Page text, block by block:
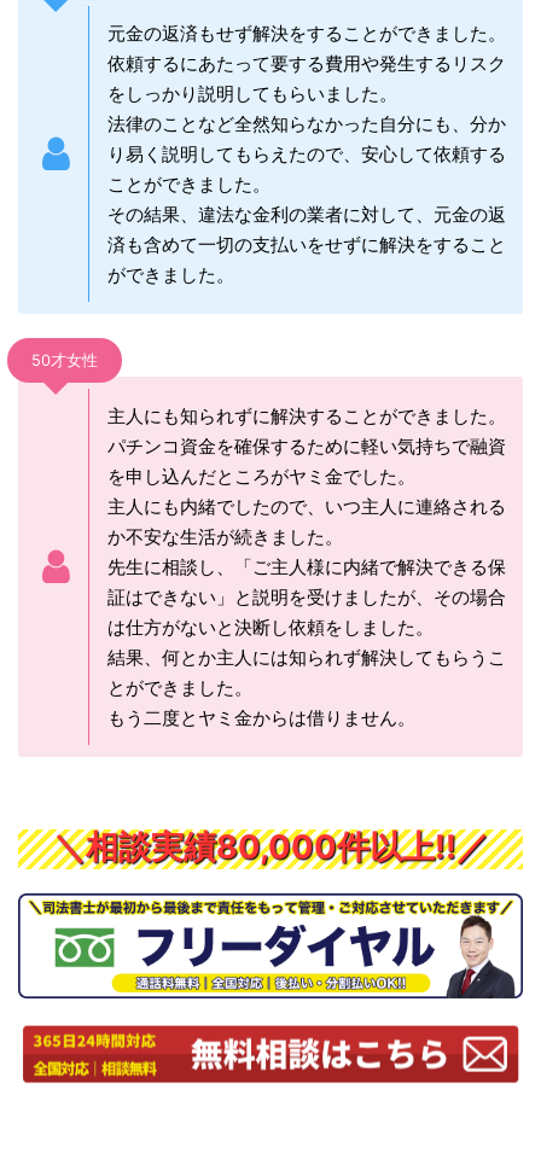
元金の返済もせず解決をすることができました。
依頼するにあたって要する費用や発生するリスク
をしっかり説明してもらいました。
法律のことなど全然知らなかった自分にも、分か
り易く説明してもらえたので、安心して依頼する
ことができました。
その結果、違法な金利の業者に対して、元金の返
済も含めて一切の支払いをせずに解決をすること
ができました。
50才女性
主人にも知られずに解決することができました。
パチンコ資金を確保するために軽い気持ちで融資
を申し込んだところがヤミ金でした。
主人にも内緒でしたので、いつ主人に連絡される
か不安な生活が続きました。
先生に相談し、「ご主人様に内緒で解決できる保
証はできない」と説明を受けましたが、その場合
は仕方がないと決断し依頼をしました。
結果、何とか主人には知られず解決してもらうこ
とができました。
もう二度とヤミ金からは借りません。
＼相談実績80,000件以上!!／